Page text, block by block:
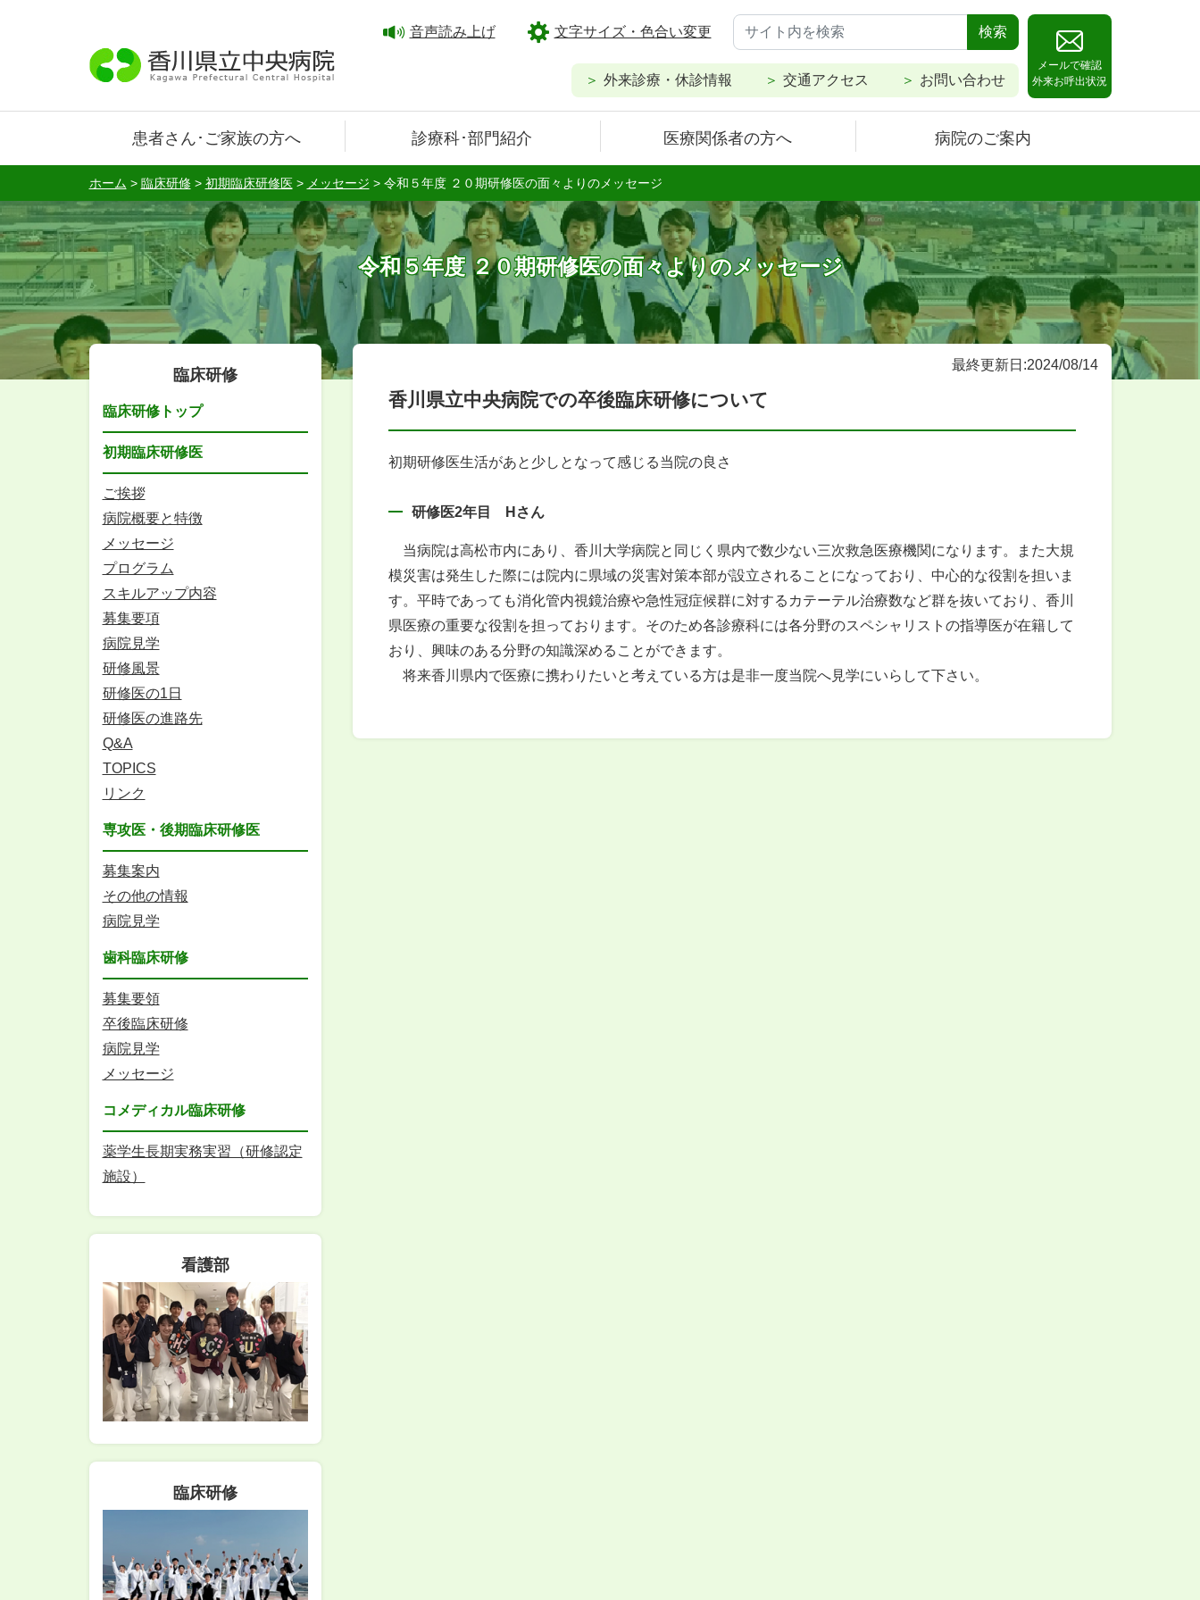
音声読み上げ 文字サイズ・色合い変更 検索
外来診療・休診情報 交通アクセス お問い合わせ
メールで確認
外来お呼出状況
患者さん･ご家族の方へ 診療科･部門紹介 医療関係者の方へ 病院のご案内
ホーム > 臨床研修> 初期臨床研修医> メッセージ > 令和５年度 ２０期研修医の面々よりのメッセージ
令和５年度 ２０期研修医の面々よりのメッセージ
最終更新日:2024/08/14
香川県立中央病院での卒後臨床研修について
初期研修医生活があと少しとなって感じる当院の良さ
研修医2年目 Hさん
当病院は高松市内にあり、香川大学病院と同じく県内で数少ない三次救急医療機関になります。また大規
模災害は発生した際には院内に県域の災害対策本部が設立されることになっており、中心的な役割を担いま
す。平時であっても消化管内視鏡治療や急性冠症候群に対するカテーテル治療数など群を抜いており、香川
県医療の重要な役割を担っております。そのため各診療科には各分野のスペシャリストの指導医が在籍して
おり、興味のある分野の知識深めることができます。
将来香川県内で医療に携わりたいと考えている方は是非一度当院へ見学にいらして下さい。
臨床研修
臨床研修トップ
初期臨床研修医
ご挨拶
病院概要と特徴
メッセージ
プログラム
スキルアップ内容
募集要項
病院見学
研修風景
研修医の1日
研修医の進路先
Q&A
TOPICS
リンク
専攻医・後期臨床研修医
募集案内
その他の情報
病院見学
歯科臨床研修
募集要領
卒後臨床研修
病院見学
メッセージ
コメディカル臨床研修
薬学生長期実務実習（研修認定
施設）
看護部
臨床研修